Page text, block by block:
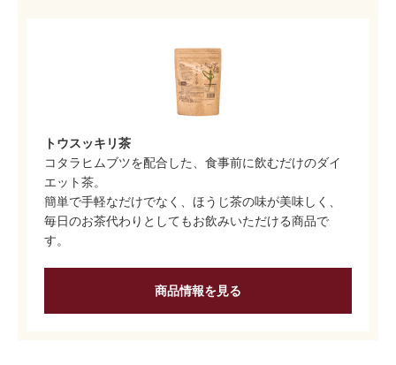
トウスッキリ茶
コタラヒムブツを配合した、食事前に飲むだけのダイ
エット茶。
簡単で手軽なだけでなく、ほうじ茶の味が美味しく、
毎日のお茶代わりとしてもお飲みいただける商品で
す。
商品情報を見る